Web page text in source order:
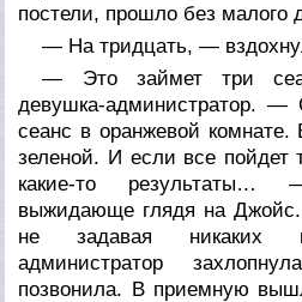
постели, прошло без малого
— На тридцать, —
— Это займет три
девушка-администратор. —
сеанс в оранжевой
зеленой. И если все пойдет
какие-то
выжидающе глядя на
не задавая никаких
администратор
позвонила. В приемную